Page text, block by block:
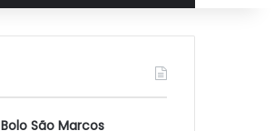
Bolo São Marcos